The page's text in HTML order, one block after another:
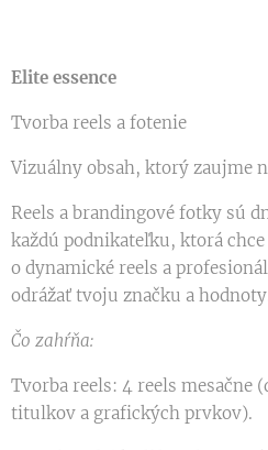
Elite essence
Tvorba reels a fotenie
Vizuálny obsah, ktorý zaujme
Reels a brandingové fotky sú
každú podnikateľku, ktorá
o dynamické reels a
odrážať tvoju značku a
Čo zahŕňa:
Tvorba reels: 4 reels mesačne
titulkov a grafických prvkov).